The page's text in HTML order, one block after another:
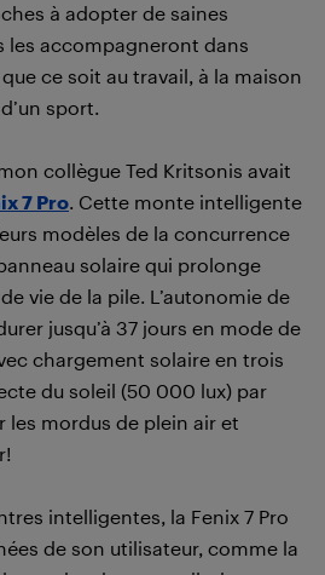
à adopter de saines
les accompagneront dans
ce soit au travail, à la maison
sport.
collègue Ted Kritsonis avait
7 Pro. Cette monte intelligente
modèles de la concurrence
solaire qui prolonge
vie de la pile. L’autonomie de
jusqu’à 37 jours en mode de
chargement solaire en trois
du soleil (50 000 lux) par
les mordus de plein air et
intelligentes, la Fenix 7 Pro
de son utilisateur, comme la